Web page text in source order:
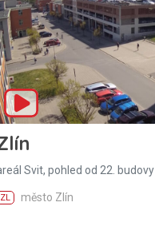
Svit, pohled od 22. budovy
ZL město Zlín